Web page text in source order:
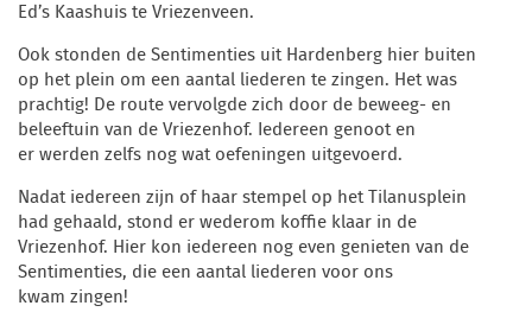
Ed’s Kaashuis te Vriezenveen.
Ook stonden de Sentimenties uit Hardenberg hier buiten
op het plein om een aantal liederen te zingen. Het was
prachtig! De route vervolgde zich door de beweeg- en
beleeftuin van de Vriezenhof. Iedereen genoot en
er werden zelfs nog wat oefeningen uitgevoerd.
Nadat iedereen zijn of haar stempel op het Tilanusplein
had gehaald, stond er wederom koffie klaar in de
Vriezenhof. Hier kon iedereen nog even genieten van de
Sentimenties, die een aantal liederen voor ons
kwam zingen!